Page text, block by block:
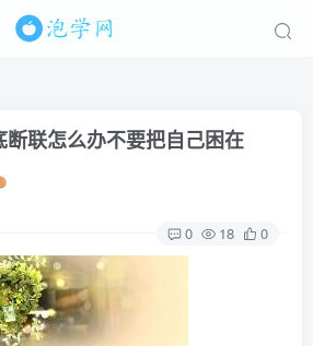
联怎么办不要把自己困在
0 18 0